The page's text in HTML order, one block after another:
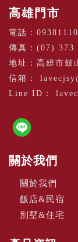
高雄門市
電話：
傳真：(07) 373
地址：高雄市鼓
信箱：
Line ID：
關於我們
關於我們
飯店&民宿
別墅&住宅